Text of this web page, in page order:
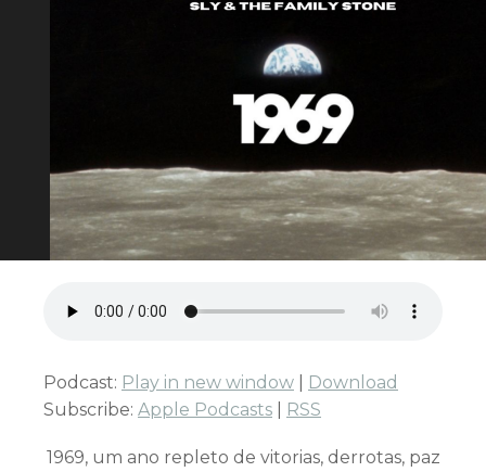
Podcast: Play in new window
Download
Subscribe: Apple Podcasts RSS
1969, um ano repleto de vitorias, derrotas, paz